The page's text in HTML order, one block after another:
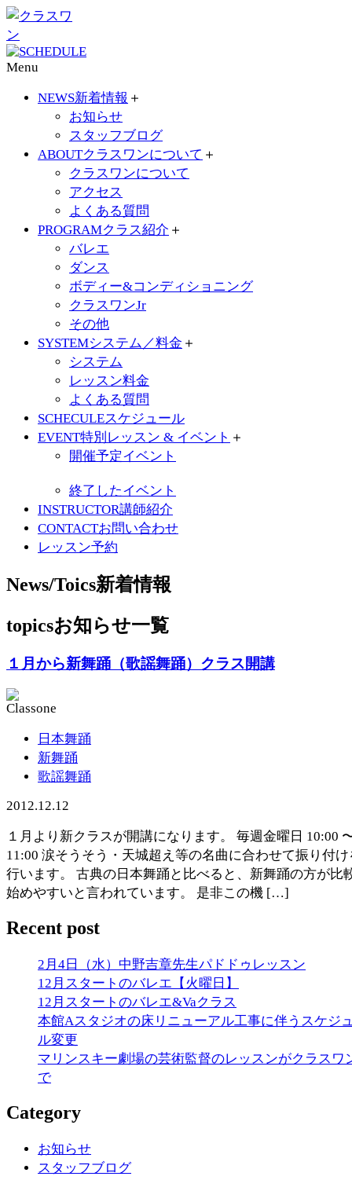
Menu
NEWS新着情報 ＋
お知らせ
スタッフブログ
ABOUTクラスワンについて ＋
クラスワンについて
アクセス
よくある質問
PROGRAMクラス紹介 ＋
バレエ
ダンス
ボディー&コンディショニング
クラスワンJr
その他
SYSTEMシステム／料金 ＋
システム
レッスン料金
よくある質問
SCHECULEスケジュール
EVENT特別レッスン & イベント ＋
開催予定イベント
終了したイベント
INSTRUCTOR講師紹介
CONTACTお問い合わせ
レッスン予約
News/Toics新着情報
topicsお知らせ一覧
１月から新舞踊（歌謡舞踊）クラス開講
日本舞踊
新舞踊
歌謡舞踊
2012.12.12
１月より新クラスが開講になります。 毎週金曜日 10:00
11:00 涙そうそう・天城超え等の名曲に合わせて振り付け
行います。 古典の日本舞踊と比べると、新舞踊の方が比
始めやすいと言われています。 是非この機 […]
Recent post
2月4日（水）中野吉章先生パドドゥレッスン
12月スタートのバレエ【火曜日】
12月スタートのバレエ&Vaクラス
本館Aスタジオの床リニューアル工事に伴うスケジ
ル変更
マリンスキー劇場の芸術監督のレッスンがクラスワ
で
Category
お知らせ
スタッフブログ